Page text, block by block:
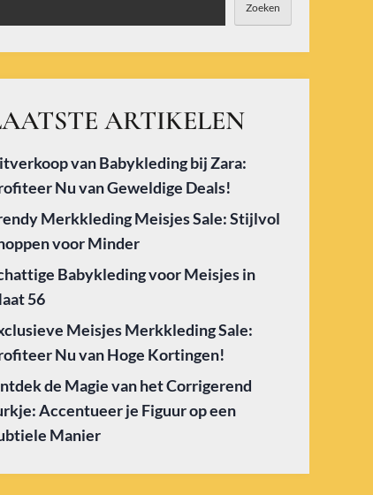
Zoeken
ARTIKELEN
van Babykleding bij Zara:
Nu van Geweldige Deals!
Merkkleding Meisjes Sale: Stijlvol
voor Minder
Babykleding voor Meisjes in
56
Meisjes Merkkleding Sale:
Nu van Hoge Kortingen!
de Magie van het Corrigerend
Accentueer je Figuur op een
Manier